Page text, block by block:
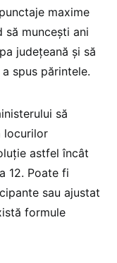
maxime
să muncești ani
județeană și să
spus părintele.
să
locurilor
astfel încât
12. Poate fi
sau ajustat
formule